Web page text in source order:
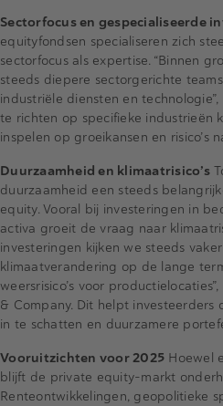
Sectorfocus en gespecialiseerde
equityfondsen specialiseren zich
sectorfocus als expertise. “Binnen
steeds diepere sectorgerichte
industriële diensten en
te richten op specifieke industrieën
inspelen op groeikansen en risico’s
Duurzaamheid en klimaatrisico’s
duurzaamheid een steeds
equity. Vooral bij investeringen in
activa groeit de vraag naar
investeringen kijken we steeds
klimaatverandering op de lange
weersrisico’s voor
& Company. Dit helpt investeerders
in te schatten en duurzamere
Vooruitzichten voor 2025 Hoewel
blijft de private equity-markt
Renteontwikkelingen, geopolitieke